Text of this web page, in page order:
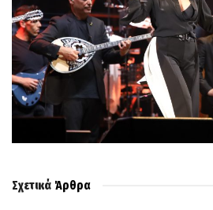
Σχετικά Άρθρα